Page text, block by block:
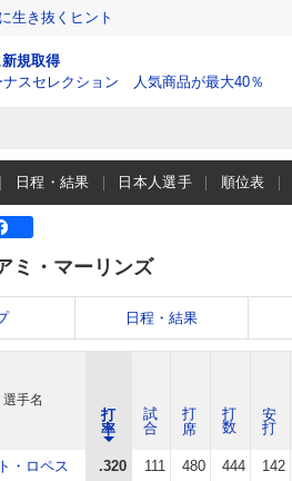
生き抜くヒント
新規取得
ナスセレクション 人気商品が最大40％
日程・結果 日本人選手 順位表
ミ・マーリンズ
日程・結果
選手名
・ロペス .320 111 480 444 142